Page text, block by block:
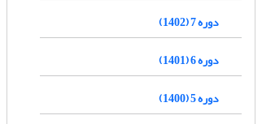
دوره 7 (1402)
دوره 6 (1401)
دوره 5 (1400)